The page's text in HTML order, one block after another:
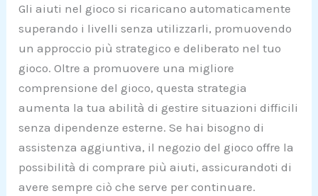
Gli aiuti nel gioco si ricaricano automaticamente
superando i livelli senza utilizzarli, promuovendo
un approccio più strategico e deliberato nel tuo
gioco. Oltre a promuovere una migliore
comprensione del gioco, questa strategia
aumenta la tua abilità di gestire situazioni difficili
senza dipendenze esterne. Se hai bisogno di
assistenza aggiuntiva, il negozio del gioco offre la
possibilità di comprare più aiuti, assicurandoti di
avere sempre ciò che serve per continuare.